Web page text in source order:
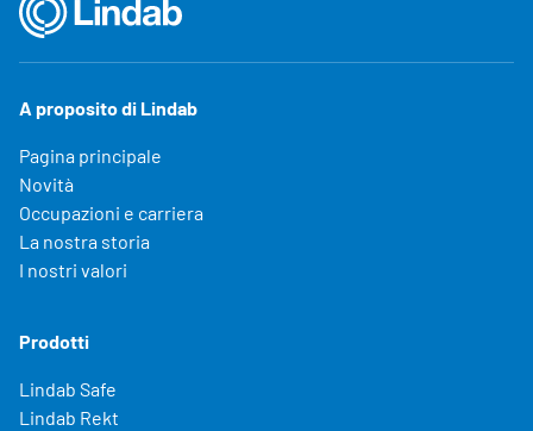
A proposito di Lindab
Pagina principale
Novità
Occupazioni e carriera
La nostra storia
I nostri valori
Prodotti
Lindab Safe
Lindab Rekt